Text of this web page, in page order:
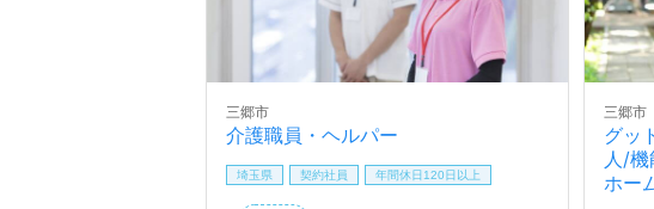
介護職員・ヘルパー
三郷市
埼玉県 契約社員 年間休日120日以上
グッ
人/
ホー
三郷市